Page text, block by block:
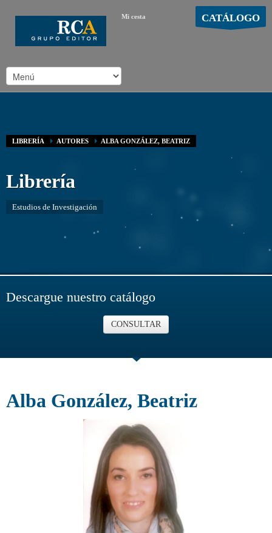
Mi cesta CATÁLOGO
LIBRERÍA AUTORES ALBA GONZÁLEZ, BEATRIZ
Librería
Estudios de Investigación
Descargue nuestro catálogo
CONSULTAR
Alba González, Beatriz